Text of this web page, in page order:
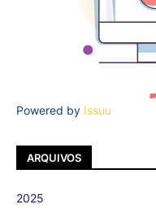
Powered by Issuu
ARQUIVOS
2025